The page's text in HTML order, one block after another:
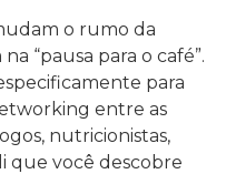
o rumo da
“pausa para o café”.
para
entre as
nutricionistas,
que você descobre